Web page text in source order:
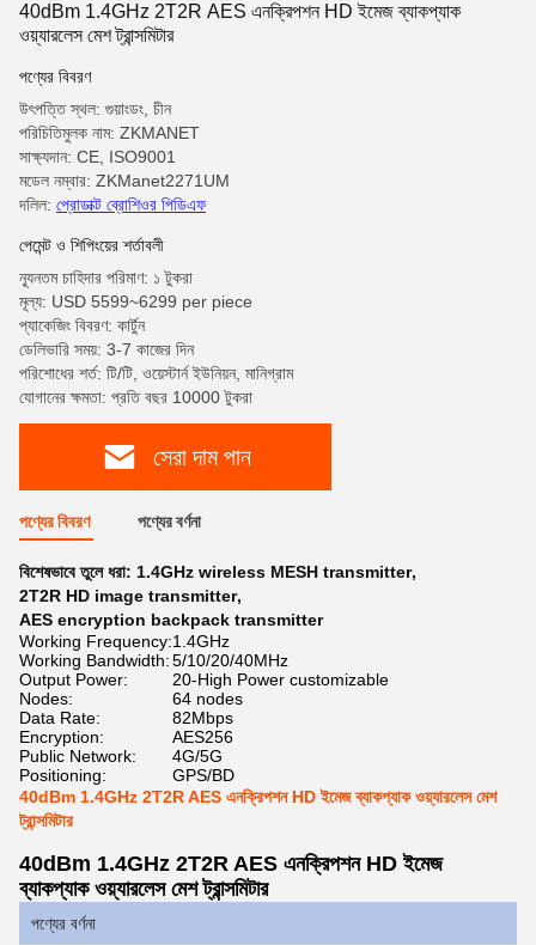
40dBm 1.4GHz 2T2R AES এনক্রিপশন HD ইমেজ ব্যাকপ্যাক
ওয়্যারলেস মেশ ট্রান্সমিটার
পণ্যের বিবরণ
উৎপত্তি স্থল: গুয়াংডং, চীন
পরিচিতিমুলক নাম: ZKMANET
সাক্ষ্যদান: CE, ISO9001
মডেল নম্বার: ZKManet2271UM
দলিল: প্রোডাক্ট ব্রোশিওর পিডিএফ
পেমেন্ট ও শিপিংয়ের শর্তাবলী
ন্যূনতম চাহিদার পরিমাণ: ১ টুকরা
মূল্য: USD 5599~6299 per piece
প্যাকেজিং বিবরণ: কার্টুন
ডেলিভারি সময়: 3-7 কাজের দিন
পরিশোধের শর্ত: টি/টি, ওয়েস্টার্ন ইউনিয়ন, মানিগ্রাম
যোগানের ক্ষমতা: প্রতি বছর 10000 টুকরা
সেরা দাম পান
পণ্যের বিবরণ পণ্যের বর্ণনা
বিশেষভাবে তুলে ধরা: 1.4GHz wireless MESH transmitter,
2T2R HD image transmitter,
AES encryption backpack transmitter
Working Frequency:1.4GHz
Working Bandwidth:5/10/20/40MHz
Output Power:
20-High Power customizable
Nodes:
64 nodes
Data Rate:
82Mbps
Encryption:
AES256
Public Network:
4G/5G
Positioning:
GPS/BD
40dBm 1.4GHz 2T2R AES এনক্রিপশন HD ইমেজ ব্যাকপ্যাক ওয়্যারলেস মেশ
ট্রান্সমিটার
40dBm 1.4GHz 2T2R AES এনক্রিপশন HD ইমেজ
ব্যাকপ্যাক ওয়্যারলেস মেশ ট্রান্সমিটার
পণ্যের বর্ণনা